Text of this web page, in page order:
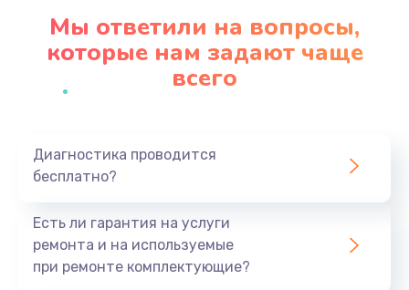
Заказать
Профилактическая чистка
Заказать
Мы ответили на вопросы,
которые нам задают чаще
всего
Диагностика проводится
бесплатно?
Есть ли гарантия на услуги
ремонта и на используемые
при ремонте комплектующие?